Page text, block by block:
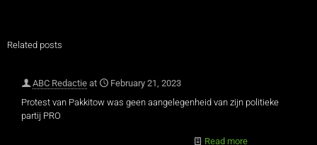
Related posts
ABC Redactie at
February 21, 2023
Protest van Pakkitow was geen aangelegenheid van zijn politieke
partij PRO
Read more